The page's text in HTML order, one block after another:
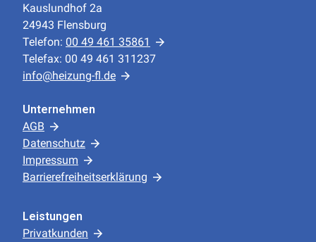
Kauslundhof 2a
24943 Flensburg
Telefon: 00 49 461 35861
Telefax: 00 49 461 311237
info@heizung-fl.de
Unternehmen
AGB
Datenschutz
Impressum
Barrierefreiheitserklärung
Leistungen
Privatkunden